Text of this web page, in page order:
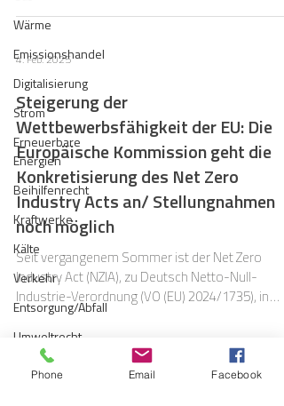
Wärme
Emissionshandel
Digitalisierung
Strom
Erneuerbare
Energien
Beihilfenrecht
Kraftwerke
Kälte
Verkehr
Entsorgung/Abfall
Umweltrecht
Vergabe
4. Feb. 2025
Steigerung der
Wettbewerbsfähigkeit der EU: Die
Europäische Kommission geht die
Konkretisierung des Net Zero
Industry Acts an/ Stellungnahmen
noch möglich
Seit vergangenem Sommer ist der Net Zero
Industry Act (NZIA), zu Deutsch Netto-Null-
Industrie-Verordnung (VO (EU) 2024/1735), in
Kraft.
Phone Email Facebook